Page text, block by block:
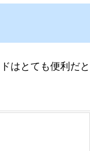
はとても便利だと